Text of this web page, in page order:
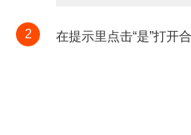
2 在提示里点击“是”打开